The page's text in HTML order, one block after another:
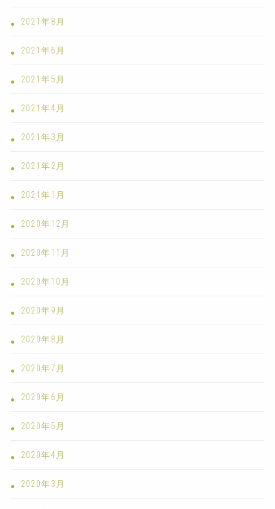
2021年8月
2021年6月
2021年5月
2021年4月
2021年3月
2021年2月
2021年1月
2020年12月
2020年11月
2020年10月
2020年9月
2020年8月
2020年7月
2020年6月
2020年5月
2020年4月
2020年3月